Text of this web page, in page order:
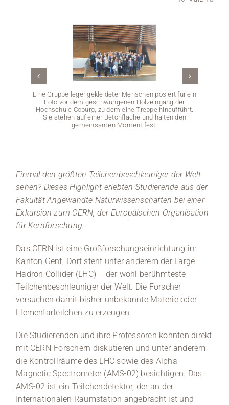
Stellenangebote
News
Veranstaltungen
Eine Gruppe leger gekleideter Menschen posiert für ein
Foto vor dem geschwungenen Holzeingang der
Hochschule Coburg, zu dem eine Treppe hinaufführt.
Sie stehen auf einer Betonfläche und halten den
gemeinsamen Moment fest.
Einmal den größten Teilchenbeschleuniger der Welt
sehen? Dieses Highlight erlebten Studierende aus der
Fakultät Angewandte Naturwissenschaften bei einer
Exkursion zum CERN, der Europäischen Organisation
für Kernforschung.
Das CERN ist eine Großforschungseinrichtung im
Kanton Genf. Dort steht unter anderem der Large
Hadron Collider (LHC) – der wohl berühmteste
Teilchenbeschleuniger der Welt. Die Forscher
versuchen damit bisher unbekannte Materie oder
Elementarteilchen zu erzeugen.
Die Studierenden und ihre Professoren konnten direkt
mit CERN-Forschern diskutieren und unter anderem
die Kontrollräume des LHC sowie des Alpha
Magnetic Spectrometer (AMS-02) besichtigen. Das
AMS-02 ist ein Teilchendetektor, der an der
Internationalen Raumstation angebracht ist und